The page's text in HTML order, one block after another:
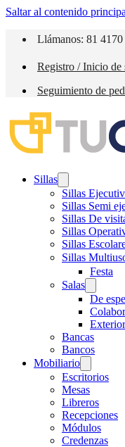
Saltar al contenido
Llámanos: 81 4170
Registro / Inicio de
Seguimiento de
Sillas
Sillas
Sillas Semi
Sillas De
Sillas
Sillas
Sillas
Festa
Salas
De
Exterior
Bancas
Bancos
Mobiliario
Escritorios
Mesas
Libreros
Recepciones
Módulos
Credenzas